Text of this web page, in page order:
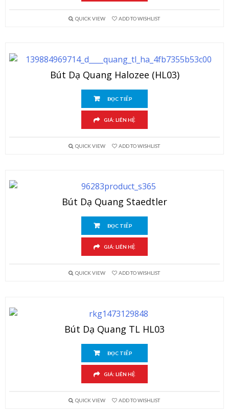
QUICK VIEW ADD TO WISHLIST
Bút Dạ Quang Halozee (HL03)
ĐỌC TIẾP
GIÁ: LIÊN HỆ
QUICK VIEW ADD TO WISHLIST
Bút Dạ Quang Staedtler
ĐỌC TIẾP
GIÁ: LIÊN HỆ
QUICK VIEW ADD TO WISHLIST
Bút Dạ Quang TL HL03
ĐỌC TIẾP
GIÁ: LIÊN HỆ
QUICK VIEW ADD TO WISHLIST